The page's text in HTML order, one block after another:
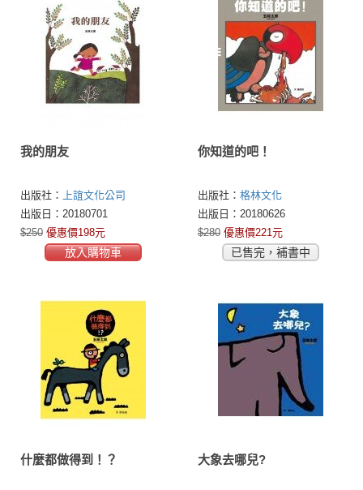
我的朋友
出版社：
上誼文化公司
出版日：20180701
$250 優惠價198元
放入購物車
你知道的吧！
出版社： 格林文化
出版日：20180626
$280 優惠價221元
已售完，補書中
什麼都做得到！？ 大象去哪兒?